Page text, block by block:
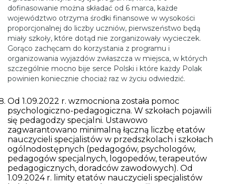
dofinasowanie można składać od 6 marca, każde
województwo otrzyma środki finansowe w wysokości
proporcjonalnej do liczby uczniów, pierwszeństwo będą
miały szkoły, które dotąd nie zorganizowały wycieczek.
Gorąco zachęcam do korzystania z programu i
organizowania wyjazdów zwłaszcza w miejsca, w których
szczególnie mocno bije serce Polski i które każdy Polak
powinien koniecznie chociaż raz w życiu odwiedzić.
Od 1.09.2022 r. wzmocniona została pomoc
psychologiczno-pedagogiczna. W szkołach pojawili
się pedagodzy specjalni. Ustawowo
zagwarantowano minimalną łączną liczbę etatów
nauczycieli specjalistów w przedszkolach i szkołach
ogólnodostępnych (pedagogów, psychologów,
pedagogów specjalnych, logopedów, terapeutów
pedagogicznych, doradców zawodowych). Od
1.09.2024 r. limity etatów nauczycieli specjalistów